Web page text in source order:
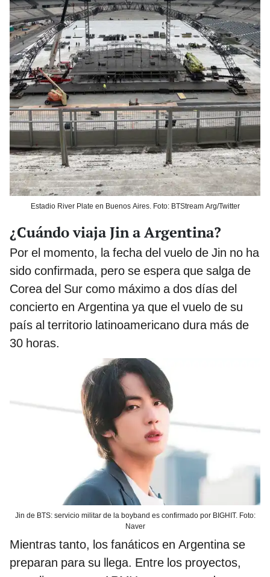
Estadio River Plate en Buenos Aires. Foto: BTStream Arg/Twitter
¿Cuándo viaja Jin a Argentina?
Por el momento, la fecha del vuelo de Jin no ha
sido confirmada, pero se espera que salga de
Corea del Sur como máximo a dos días del
concierto en Argentina ya que el vuelo de su
país al territorio latinoamericano dura más de
30 horas.
Jin de BTS: servicio militar de la boyband es confirmado por BIGHIT. Foto:
Naver
Mientras tanto, los fanáticos en Argentina se
preparan para su llega. Entre los proyectos,